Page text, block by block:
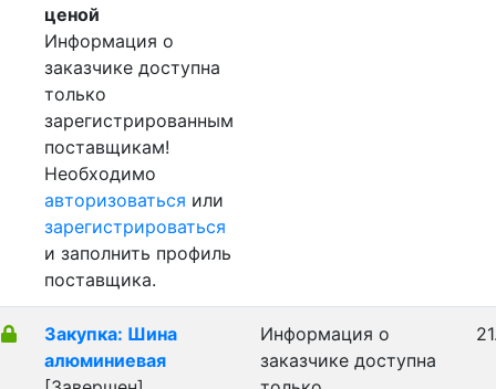
ценой
Информация о
заказчике доступна
только
зарегистрированным
поставщикам!
Необходимо
авторизоваться или
зарегистрироваться
и заполнить профиль
поставщика.
Закупка: Шина
алюминиевая
Информация о
заказчике доступна